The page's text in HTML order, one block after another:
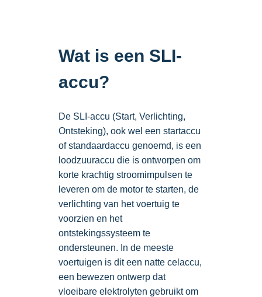
Wat is een SLI-
accu?
De SLI-accu (Start, Verlichting,
Ontsteking), ook wel een startaccu
of standaardaccu genoemd, is een
loodzuuraccu die is ontworpen om
korte krachtig stroomimpulsen te
leveren om de motor te starten, de
verlichting van het voertuig te
voorzien en het
ontstekingssysteem te
ondersteunen. In de meeste
voertuigen is dit een natte celaccu,
een bewezen ontwerp dat
vloeibare elektrolyten gebruikt om